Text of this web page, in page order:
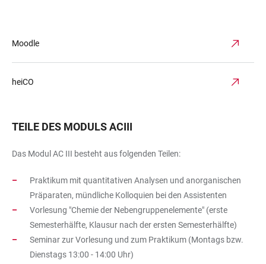
Moodle
heiCO
TEILE DES MODULS ACIII
Das Modul AC III besteht aus folgenden Teilen:
Praktikum mit quantitativen Analysen und anorganischen
Präparaten, mündliche Kolloquien bei den Assistenten
Vorlesung "Chemie der Nebengruppenelemente" (erste
Semesterhälfte, Klausur nach der ersten Semesterhälfte)
Seminar zur Vorlesung und zum Praktikum (Montags bzw.
Dienstags 13:00 - 14:00 Uhr)